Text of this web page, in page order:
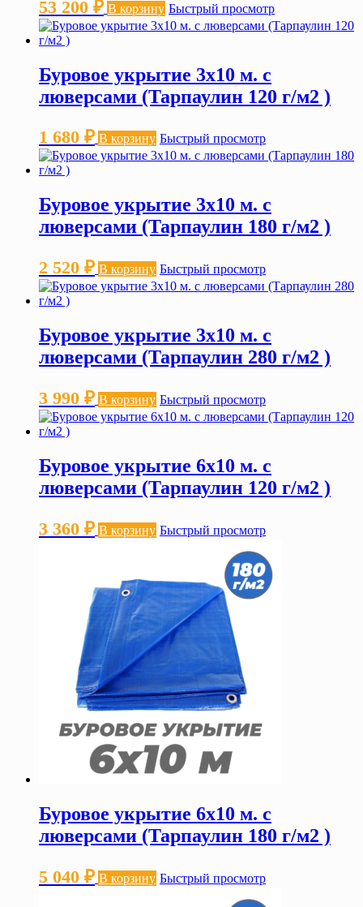
53 200 ₽ В корзину Быстрый просмотр
Буровое укрытие 3х10 м. с
люверсами (Тарпаулин 120 г/м2 )
1 680 ₽ В корзину Быстрый просмотр
Буровое укрытие 3х10 м. с
люверсами (Тарпаулин 180 г/м2 )
2 520 ₽ В корзину Быстрый просмотр
Буровое укрытие 3х10 м. с
люверсами (Тарпаулин 280 г/м2 )
3 990 ₽ В корзину Быстрый просмотр
Буровое укрытие 6х10 м. с
люверсами (Тарпаулин 120 г/м2 )
3 360 ₽ В корзину Быстрый просмотр
Буровое укрытие 6х10 м. с
люверсами (Тарпаулин 180 г/м2 )
5 040 ₽ В корзину Быстрый просмотр